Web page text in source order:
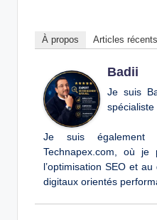
À propos Articles récents
Badii
Je suis
Je suis également
Technapex.com, où
l’optimisation SEO et
digitaux orientés